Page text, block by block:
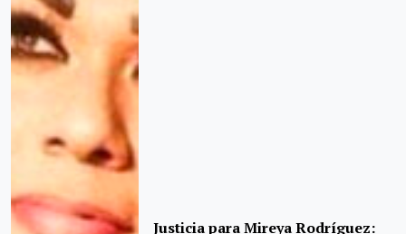
Justicia para Mireya Rodríguez: